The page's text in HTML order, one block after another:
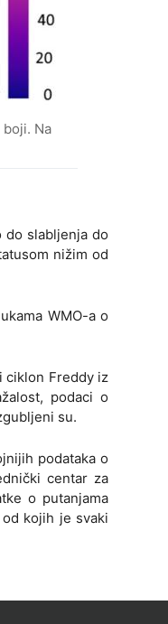
Na
do slabljenja do
nižim od
WMO-a o
ciklon Freddy iz
podaci o
su.
podataka o
centar za
o putanjama
kojih je svaki